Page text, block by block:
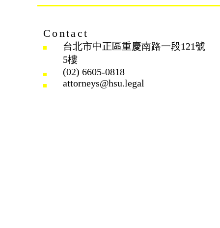
Contact
台北市中正區重慶南路一段121號
5樓
(02) 6605-0818
attorneys@hsu.legal